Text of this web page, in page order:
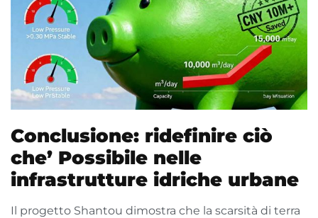
Conclusione: ridefinire ciò
che’ Possibile nelle
infrastrutture idriche urbane
Il progetto Shantou dimostra che la scarsità di terra